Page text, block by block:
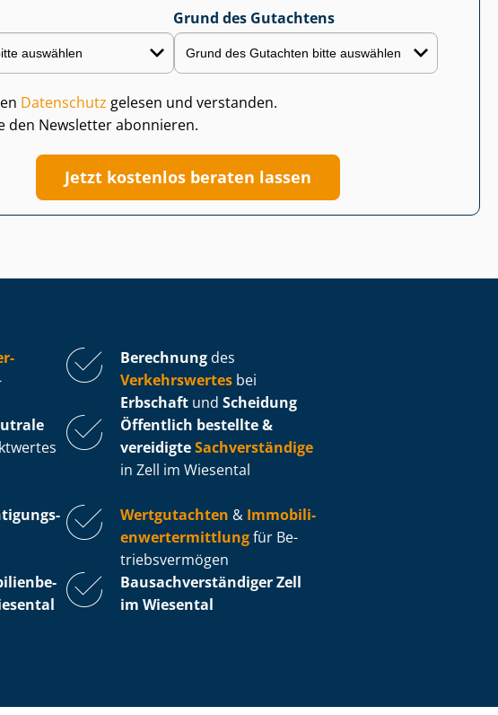
Grund des Gutachtens
Datenschutz gelesen und verstanden.
den Newsletter abonnieren.
Jetzt kostenlos beraten lassen
Berechnung des
Verkehrswertes bei
Erbschaft und Scheidung
Öffentlich bestellte &
vereidigteSachverständige
in Zell im Wiesental
Wertgutachten & Im­mo­bi­li­
en­wert­ermitt­lungfür Be­
triebs­ver­mö­gen
Bau­sach­ver­stän­di­ger Zell
im Wiesental